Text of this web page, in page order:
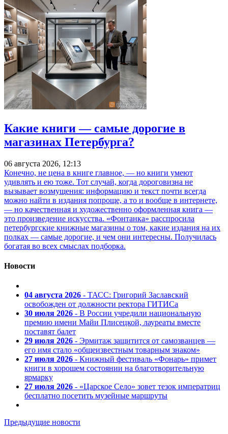
Какие книги — самые дорогие в
магазинах Петербурга?
06 августа 2026, 12:13
Конечно, не цена в книге главное, — но книги умеют
удивлять и ею тоже. Тот случай, когда дороговизна не
вызывает возмущения: информацию и текст почти всегда
можно найти в издания попроще, а то и вообще в интернете,
— но качественная и художественно оформленная книга —
это произведение искусства. «Фонтанка» расспросила
петербургские книжные магазины о том, какие издания на их
полках — самые дорогие, и чем они интересны. Получилась
богатая во всех смыслах подборка.
Новости
04 августа 2026 - ТАСС: Григорий Заславский
освобожден от должности ректора ГИТИСа
30 июля 2026 - В России учредили национальную
премию имени Майи Плисецкой, лауреаты вместе
поставят балет
29 июля 2026 - Эрмитаж защитится от самозванцев —
его имя стало «общеизвестным товарным знаком»
27 июля 2026 - Книжный фестиваль «Фонарь» примет
книги в хорошем состоянии на благотворительную
ярмарку
27 июля 2026 - «Царское Село» зовет тезок императриц
бесплатно посетить музейные маршруты
Предыдущие новости